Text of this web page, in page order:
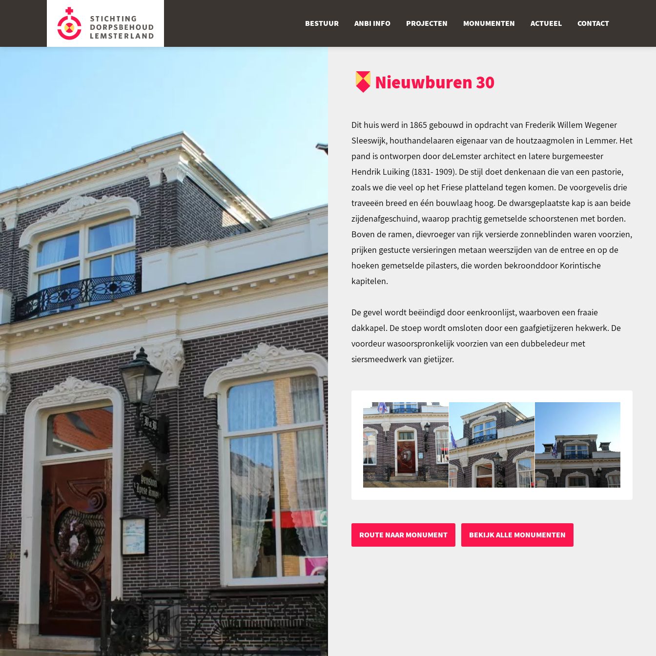
BESTUUR ANBI INFO PROJECTEN MONUMENTEN ACTUEEL CONTACT
Nieuwburen 30
Dit huis werd in 1865 gebouwd in opdracht van Frederik Willem Wegener
Sleeswijk, houthandelaaren eigenaar van de houtzaagmolen in Lemmer. Het
pand is ontworpen door deLemster architect en latere burgemeester
Hendrik Luiking (1831- 1909). De stijl doet denkenaan die van een pastorie,
zoals we die veel op het Friese platteland tegen komen. De voorgevelis drie
traveeën breed en één bouwlaag hoog. De dwarsgeplaatste kap is aan beide
zijdenafgeschuind, waarop prachtig gemetselde schoorstenen met borden.
Boven de ramen, dievroeger van rijk versierde zonneblinden waren voorzien,
prijken gestucte versieringen metaan weerszijden van de entree en op de
hoeken gemetselde pilasters, die worden bekroonddoor Korintische
kapitelen.
De gevel wordt beëindigd door eenkroonlijst, waarboven een fraaie
dakkapel. De stoep wordt omsloten door een gaafgietijzeren hekwerk. De
voordeur wasoorspronkelijk voorzien van een dubbeledeur met
siersmeedwerk van gietijzer.
ROUTE NAAR MONUMENT BEKIJK ALLE MONUMENTEN